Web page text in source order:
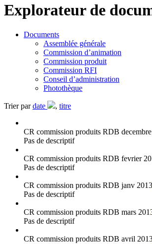
Explorateur de
Documents
Assemblée générale
Commission d’animation
Commission produit
Commission RFI
Conseil d’administration
Photothèque
Trier pardate , titre
CR commission produits RDB
Pas de descriptif
CR commission produits RDB fevrier
Pas de descriptif
CR commission produits RDB janv 2013
Pas de descriptif
CR commission produits RDB mars
Pas de descriptif
CR commission produits RDB avril